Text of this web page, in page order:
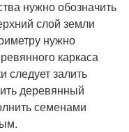
нужно обозначить
слой земли
нужно
каркаса
следует залить
деревянный
семенами